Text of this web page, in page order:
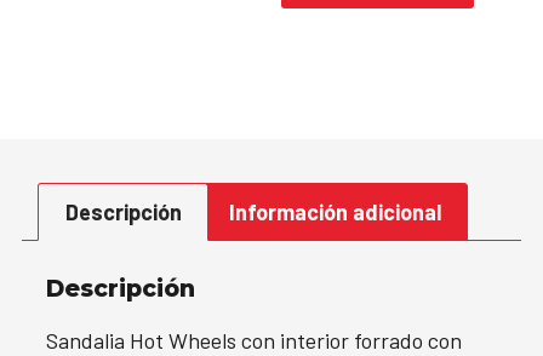
Descripción Información adicional
Descripción
Sandalia Hot Wheels con interior forrado con